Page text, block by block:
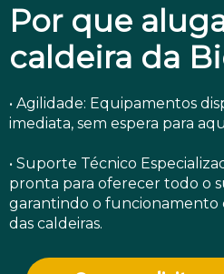
Por que
caldeira da
• Agilidade: Equipamentos
imediata, sem espera para
• Suporte Técnico
pronta para oferecer todo o
garantindo o
das caldeiras.